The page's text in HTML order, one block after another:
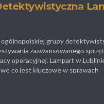
ogólnopolskiej grupy
zaawansowanego
operacyjnej. Lampart w
co jest kluczowe w sprawach
z nośników cyfrowych co